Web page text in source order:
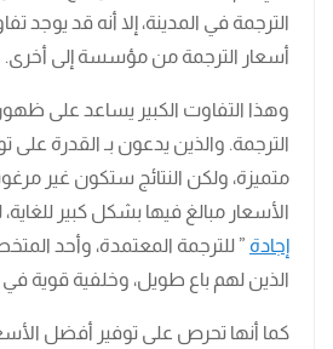
الترجمة في المدينة، إلا أنه قد يوجد
أسعار الترجمة من مؤسسة إلى أخرى.
وهذا التفاوت الكبير يساعد على ظهور
الترجمة. والذين يدعون بـ القدرة على
متميزة، ولكن النتائج ستكون غير
الأسعار مبالغ فيها بشكل كبير
إجادة ” للترجمة المعتمدة، وأحد
الذين لهم باع طويل، وخلفية قوية في
كما أنها تحرص على توفير أفضل